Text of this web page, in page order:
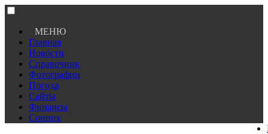
МЕНЮ
Главная
Новости
Справочник
Фотографии
Погода
Сайты
Финансы
Сонник